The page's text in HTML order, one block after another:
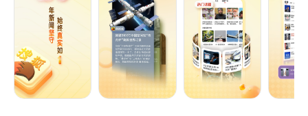
短内容社区。搜狐各领域主编已入驻“时间线”，紧跟热
点新闻，各抒己见，让新闻更加有品有料。
【智能推荐】
基于相关、多样化和用户兴趣点，带来富有新鲜感的新